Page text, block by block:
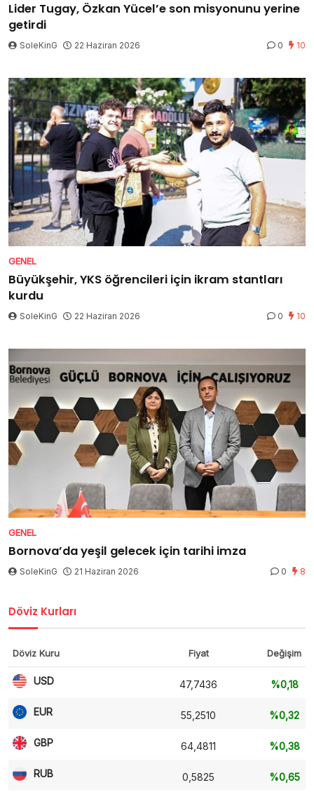
Lider Tugay, Özkan Yücel’e son misyonunu yerine
getirdi
SoleKinG 22 Haziran 2026 0 10
GENEL
Büyükşehir, YKS öğrencileri için ikram stantları
kurdu
SoleKinG 22 Haziran 2026 0 10
GENEL
Bornova’da yeşil gelecek için tarihi imza
SoleKinG 21 Haziran 2026 0 8
Döviz Kurları
Döviz Kuru Fiyat Değişim
USD 47,7436 %0,18
EUR 55,2510 %0,32
GBP 64,4811 %0,38
RUB 0,5825 %0,65